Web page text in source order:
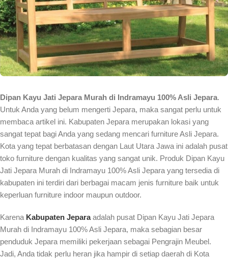
Dipan Kayu Jati Jepara Murah di Indramayu 100% Asli Jepara.
Untuk Anda yang belum mengerti Jepara, maka sangat perlu untuk
membaca artikel ini. Kabupaten Jepara merupakan lokasi yang
sangat tepat bagi Anda yang sedang mencari furniture Asli Jepara.
Kota yang tepat berbatasan dengan Laut Utara Jawa ini adalah pusat
toko furniture dengan kualitas yang sangat unik. Produk Dipan Kayu
Jati Jepara Murah di Indramayu 100% Asli Jepara yang tersedia di
kabupaten ini terdiri dari berbagai macam jenis furniture baik untuk
keperluan furniture indoor maupun outdoor.
Karena Kabupaten Jeparaadalah pusat Dipan Kayu Jati Jepara
Murah di Indramayu 100% Asli Jepara, maka sebagian besar
penduduk Jepara memiliki pekerjaan sebagai Pengrajin Meubel.
Jadi, Anda tidak perlu heran jika hampir di setiap daerah di Kota